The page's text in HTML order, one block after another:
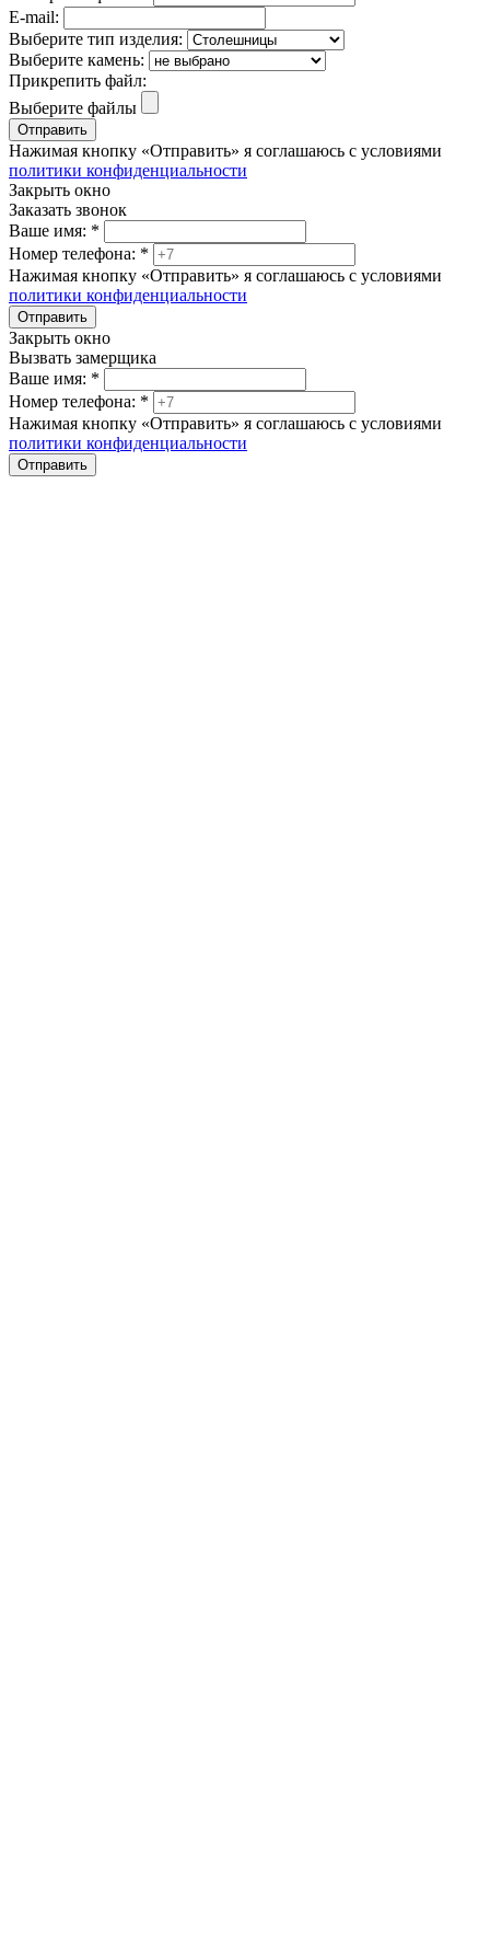
E-mail:
Выберите тип изделия:
Выберите камень:
Прикрепить файл:
Выберите файлы
Отправить
Нажимая кнопку «Отправить» я соглашаюсь с условиями
политики конфиденциальности
Закрыть окно
Заказать звонок
Ваше имя: *
Номер телефона: *
Нажимая кнопку «Отправить» я соглашаюсь с условиями
политики конфиденциальности
Отправить
Закрыть окно
Вызвать замерщика
Ваше имя: *
Номер телефона: *
Нажимая кнопку «Отправить» я соглашаюсь с условиями
политики конфиденциальности
Отправить